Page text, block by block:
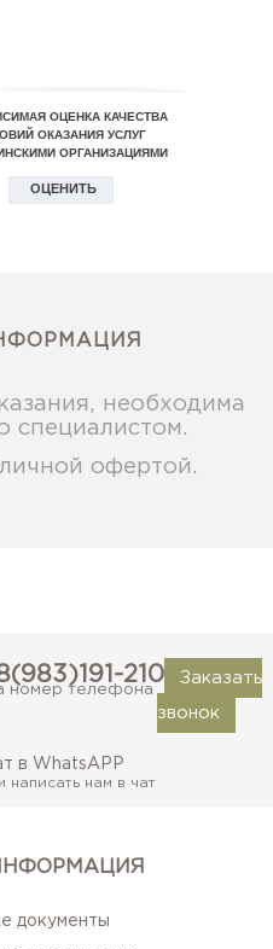
необходима
специалистом.
офертой.
2101
номер телефона
Заказать
звонок
написать нам в чат
документы